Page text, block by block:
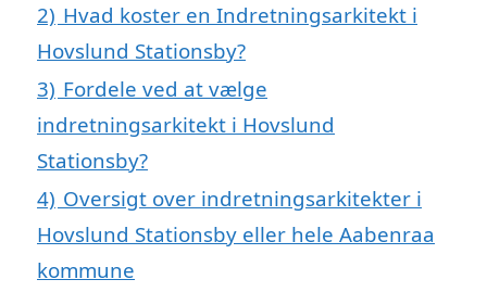
2) Hvad koster en Indretningsarkitekt i
Hovslund Stationsby?
3) Fordele ved at vælge
indretningsarkitekt i Hovslund
Stationsby?
4) Oversigt over indretningsarkitekter i
Hovslund Stationsby eller hele Aabenraa
kommune